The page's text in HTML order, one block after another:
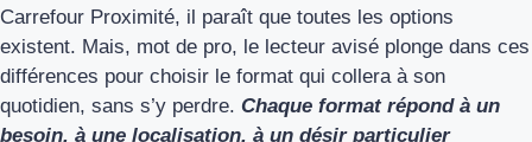
Carrefour Proximité, il paraît que toutes les options
existent. Mais, mot de pro, le lecteur avisé plonge dans ces
différences pour choisir le format qui collera à son
quotidien, sans s’y perdre. Chaque format répond à un
besoin, à une localisation, à un désir particulier